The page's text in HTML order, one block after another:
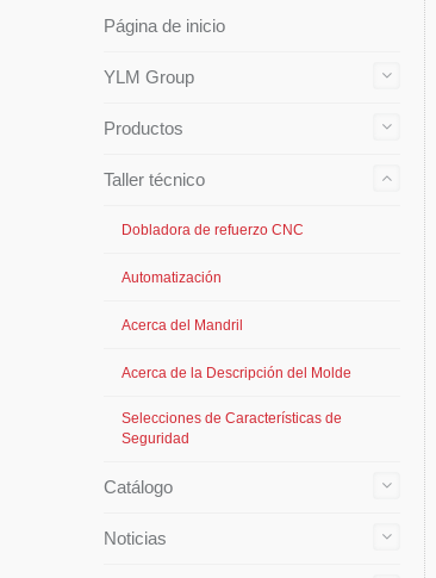
Página de inicio
YLM Group
Productos
Taller técnico
Dobladora de refuerzo CNC
Automatización
Acerca del Mandril
Acerca de la Descripción del Molde
Selecciones de Características de
Seguridad
Catálogo
Noticias